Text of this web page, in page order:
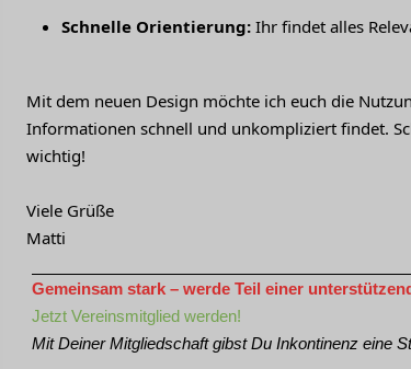
Schnelle Orientierung: Ihr findet alles
Mit dem neuen Design möchte ich euch die
Informationen schnell und unkompliziert findet.
wichtig!
Viele Grüße
Matti
Gemeinsam stark – werde Teil einer
Jetzt Vereinsmitglied werden!
Mit Deiner Mitgliedschaft gibst Du Inkontinenz eine